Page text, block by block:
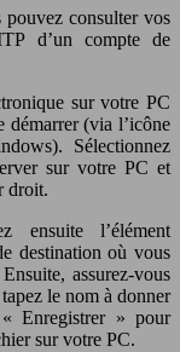
consulter vos
d’un compte de
sur votre PC
(via l’icône
Sélectionnez
sur votre PC et
droit.
ensuite l’élément
destination où vous
assurez-vous
le nom à donner
Enregistrer » pour
sur votre PC.